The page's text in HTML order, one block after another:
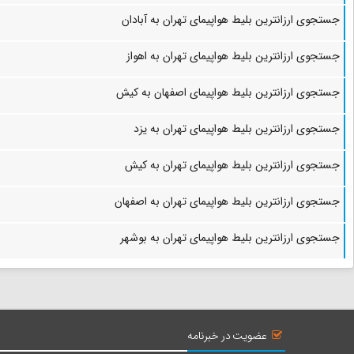
جستجوی ارزانترین بلیط هواپیمای تهران به آبادان
جستجوی ارزانترین بلیط هواپیمای تهران به اهواز
جستجوی ارزانترین بلیط هواپیمای اصفهان به کیش
جستجوی ارزانترین بلیط هواپیمای تهران به یزد
جستجوی ارزانترین بلیط هواپیمای تهران به کیش
جستجوی ارزانترین بلیط هواپیمای تهران به اصفهان
جستجوی ارزانترین بلیط هواپیمای تهران به بوشهر
عضویت در خبرنامه